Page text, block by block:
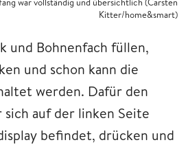
Kitter/home&smart)
und Bohnenfach füllen,
und schon kann die
werden. Dafür den
auf der linken Seite
befindet, drücken und